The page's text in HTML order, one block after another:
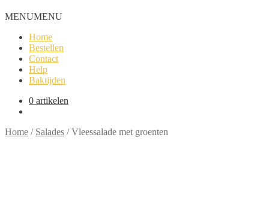
MENUMENU
Home
Bestellen
Contact
Help
Baktijden
0 artikelen
Home / Salades /Vleessalade met groenten